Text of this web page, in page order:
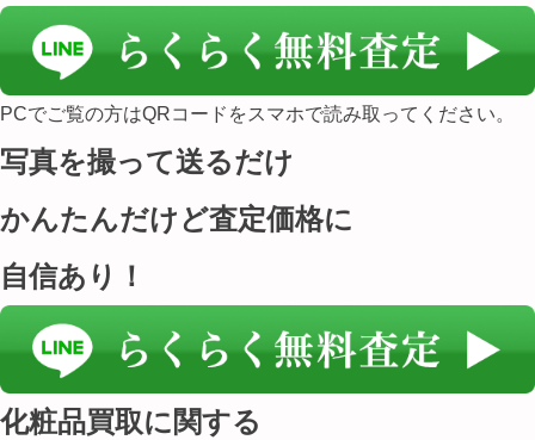
PCでご覧の方はQRコードをスマホで読み取ってください。
写真を撮って送るだけ
かんたんだけど査定価格に
自信あり！
化粧品買取に関する